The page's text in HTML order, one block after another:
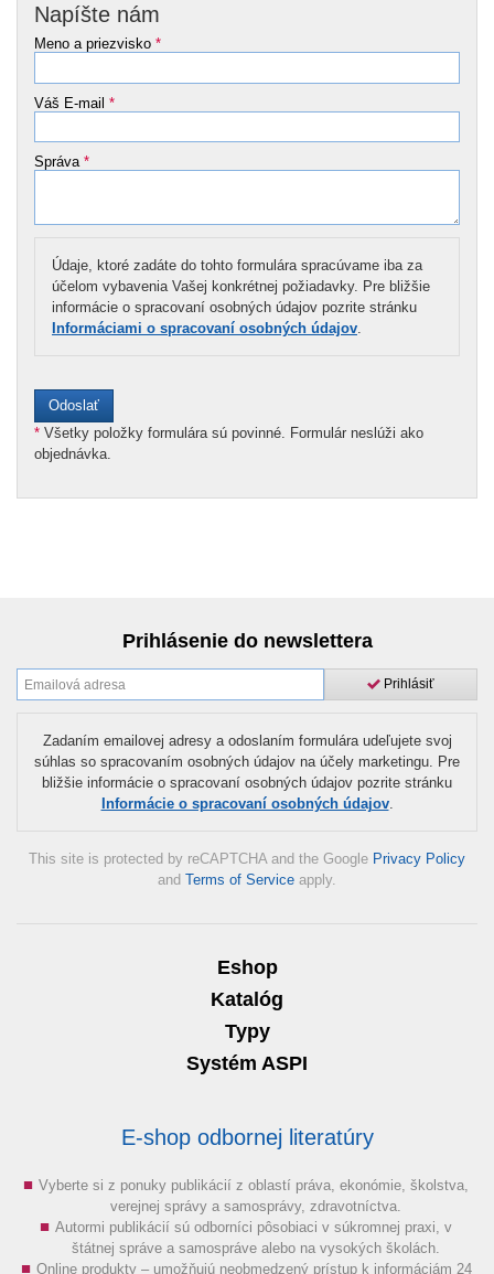
Napíšte nám
Meno a priezvisko *
Váš E-mail *
Správa *
Údaje, ktoré zadáte do tohto formulára spracúvame iba za
účelom vybavenia Vašej konkrétnej požiadavky. Pre bližšie
informácie o spracovaní osobných údajov pozrite stránku
Informáciami o spracovaní osobných údajov.
* Všetky položky formulára sú povinné. Formulár neslúži ako
objednávka.
Prihlásenie do newslettera
Prihlásiť
Zadaním emailovej adresy a odoslaním formulára udeľujete svoj
súhlas so spracovaním osobných údajov na účely marketingu. Pre
bližšie informácie o spracovaní osobných údajov pozrite stránku
Informácie o spracovaní osobných údajov.
This site is protected by reCAPTCHA and the Google Privacy Policy
and Terms of Service apply.
Eshop
Katalóg
Typy
Systém ASPI
E-shop odbornej literatúry
Vyberte si z ponuky publikácií z oblastí práva, ekonómie, školstva,
verejnej správy a samosprávy, zdravotníctva.
Autormi publikácií sú odborníci pôsobiaci v súkromnej praxi, v
štátnej správe a samospráve alebo na vysokých školách.
Online produkty – umožňujú neobmedzený prístup k informáciám 24